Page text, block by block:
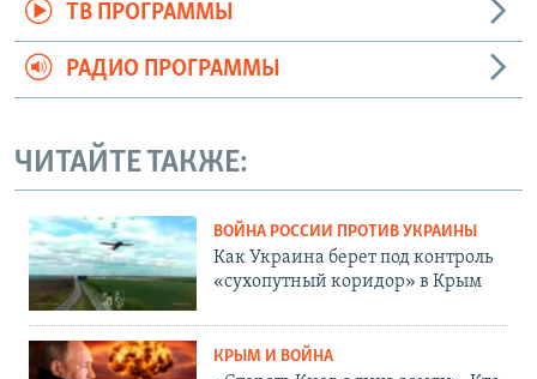
ТВ ПРОГРАММЫ
РАДИО ПРОГРАММЫ
ЧИТАЙТЕ ТАКЖЕ:
ВОЙНА РОССИИ ПРОТИВ УКРАИНЫ
Как Украина берет под контроль
«сухопутный коридор» в Крым
КРЫМ И ВОЙНА